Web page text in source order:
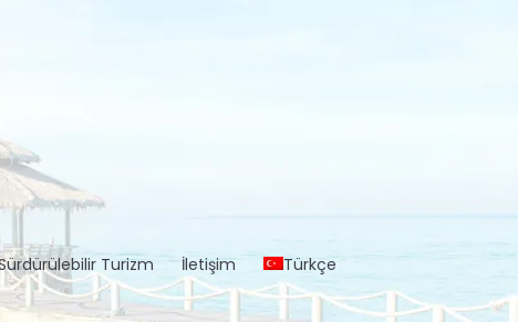
Turizm İletişim Türkçe